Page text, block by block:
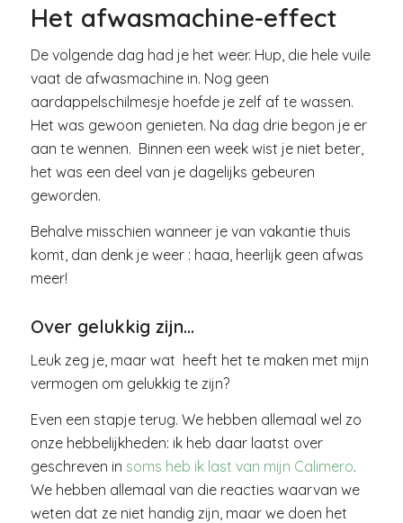
Het afwasmachine-effect
De volgende dag had je het weer. Hup, die hele vuile
vaat de afwasmachine in. Nog geen
aardappelschilmesje hoefde je zelf af te wassen.
Het was gewoon genieten. Na dag drie begon je er
aan te wennen. Binnen een week wist je niet beter,
het was een deel van je dagelijks gebeuren
geworden.
Behalve misschien wanneer je van vakantie thuis
komt, dan denk je weer : haaa, heerlijk geen afwas
meer!
Over gelukkig zijn…
Leuk zeg je, maar wat heeft het te maken met mijn
vermogen om gelukkig te zijn?
Even een stapje terug. We hebben allemaal wel zo
onze hebbelijkheden: ik heb daar laatst over
geschreven in soms heb ik last van mijn Calimero.
We hebben allemaal van die reacties waarvan we
weten dat ze niet handig zijn, maar we doen het